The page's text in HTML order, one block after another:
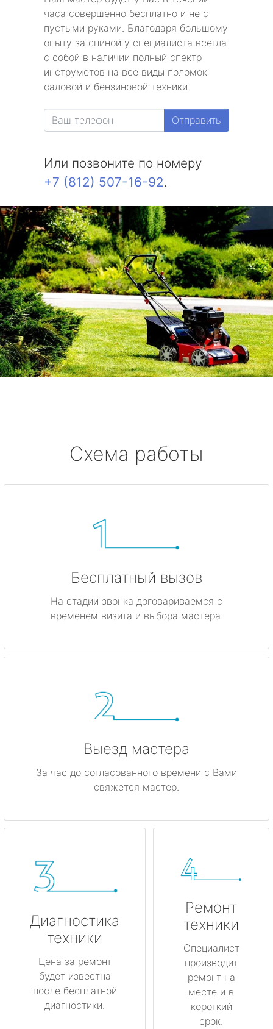
часа совершенно бесплатно и не с
пустыми руками. Благодаря большому
опыту за спиной у специалиста всегда
с собой в наличии полный спектр
инструметов на все виды поломок
садовой и бензиновой техники.
Отправить
Или позвоните по номеру
+7 (812) 507-16-92.
Схема работы
Бесплатный вызов
На стадии звонка договариваемся с
временем визита и выбора мастера.
Выезд мастера
За час до согласованного времени с Вами
свяжется мастер.
Диагностика
техники
Цена за ремонт
будет известна
после бесплатной
диагностики.
Ремонт
техники
Специалист
производит
ремонт на
месте и в
короткий
срок.